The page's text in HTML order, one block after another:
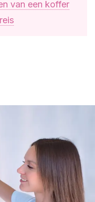
van een koffer